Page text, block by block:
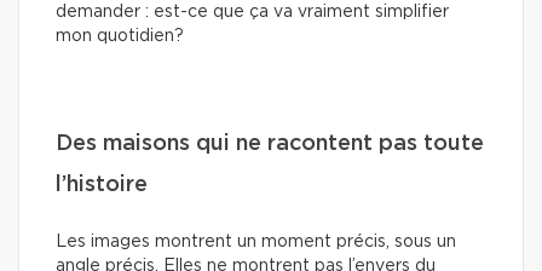
demander : est-ce que ça va vraiment simplifier
mon quotidien?
Des maisons qui ne racontent pas toute
l’histoire
Les images montrent un moment précis, sous un
angle précis. Elles ne montrent pas l’envers du